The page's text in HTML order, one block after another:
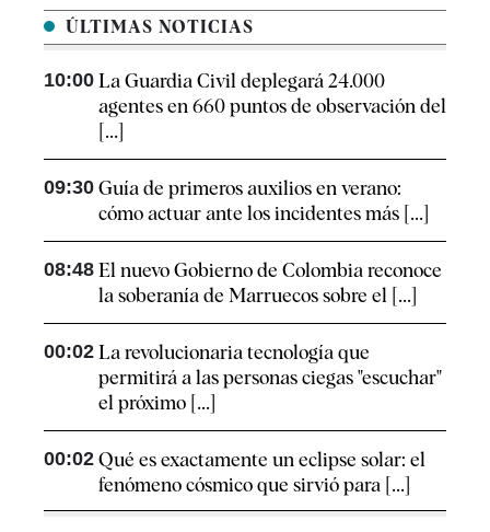
ÚLTIMAS NOTICIAS
10:00 La Guardia Civil deplegará 24.000
agentes en 660 puntos de observación del
[...]
09:30 Guía de primeros auxilios en verano:
cómo actuar ante los incidentes más [...]
08:48 El nuevo Gobierno de Colombia reconoce
la soberanía de Marruecos sobre el [...]
00:02 La revolucionaria tecnología que
permitirá a las personas ciegas "escuchar"
el próximo [...]
00:02 Qué es exactamente un eclipse solar: el
fenómeno cósmico que sirvió para [...]